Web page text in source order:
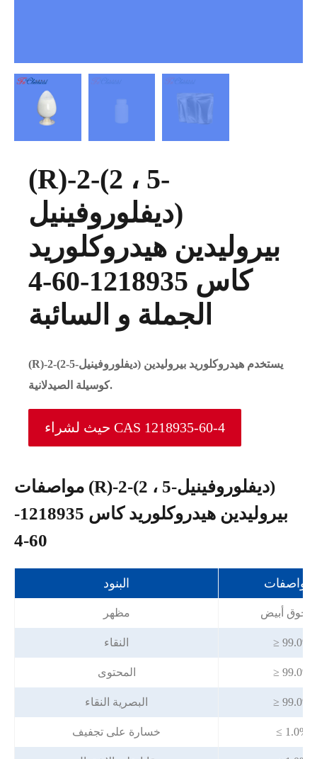
(R)-2-(2 ، 5-
ديفلوروفينيل)
بيروليدين هيدروكلوريد
كاس 1218935-60-4
الجملة و السائبة
(R)-2-(2-5-ديفلوروفينيل) يستخدم هيدروكلوريد بيروليدين
كوسيلة الصيدلانية.
حيث لشراء CAS 1218935-60-4
مواصفات (R)-2-(2 ، 5-ديفلوروفينيل)
بيروليدين هيدروكلوريد كاس 1218935-
60-4
البنود
مظهر أبيض
النقاء ≥ 99.0%
المحتوى ≥ 99.0%
البصرية النقاء ≥ 99.0%
خسارة على تجفيف ≤ 1.0%